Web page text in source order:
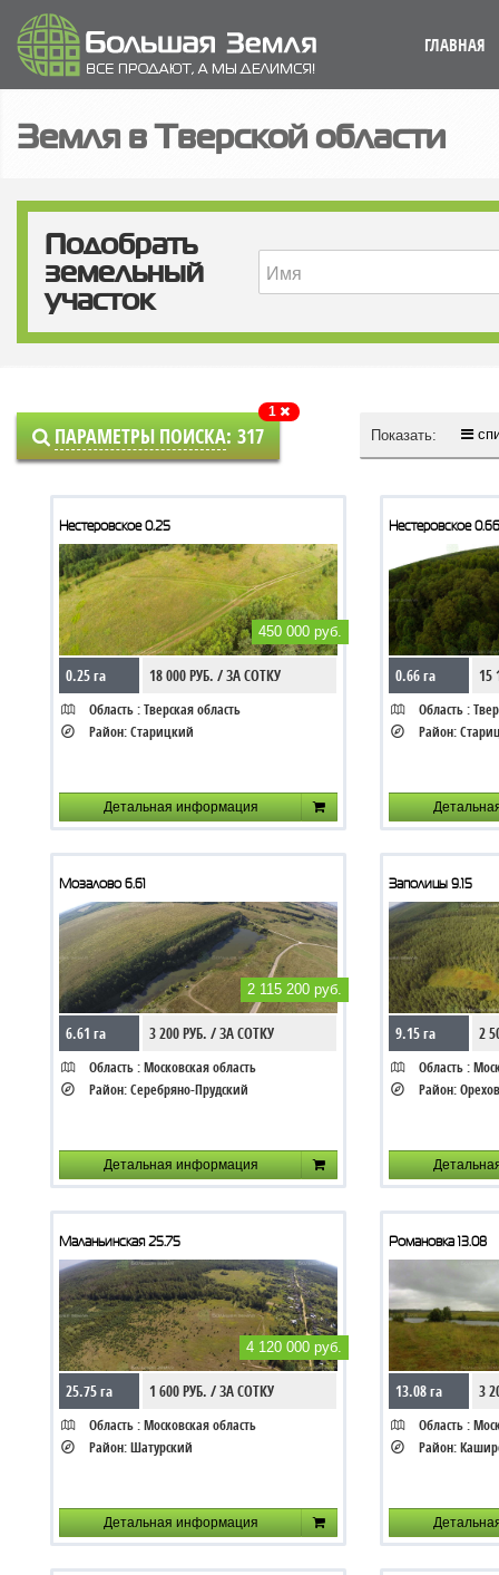
ГЛАВНАЯ
Земля в Тверской области
Подобрать
земельный
участок
ПАРАМЕТРЫ ПОИСКА: 317
1
Показать:
Нестеровское 0.25
450 000 руб.
0.25 га 18 000 РУБ. / ЗА СОТКУ
Область :Тверская область
Район:Старицкий
Детальная информация
Нестеровское 0.66
0.66 га 15
Область :
Район:
Мозалово 6.61
2 115 200 руб.
6.61 га 3 200 РУБ. / ЗА СОТКУ
Область :Московская область
Район:Серебряно-Прудский
Детальная информация
Заполицы 9.15
9.15 га 2
Область :
Район:
Маланьинская 25.75
4 120 000 руб.
25.75 га 1 600 РУБ. / ЗА СОТКУ
Область :Московская область
Район:Шатурский
Детальная информация
Романовка 13.08
13.08 га 3
Область :
Район: